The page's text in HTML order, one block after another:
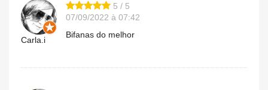
Carla.i
5 / 5
07/09/2022 à 07:42
Bifanas do melhor